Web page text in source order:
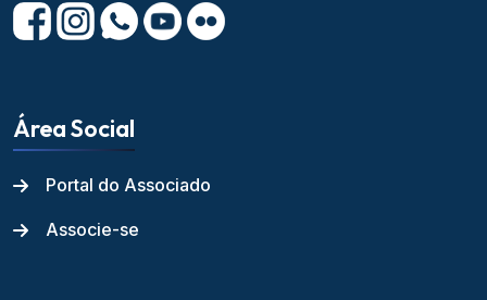
Área Social
Portal do Associado
Associe-se